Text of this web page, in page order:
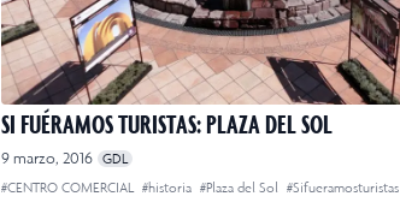
SI FUÉRAMOS TURISTAS: PLAZA DEL SOL
9 marzo, 2016 GDL
#CENTRO COMERCIAL
#historia #Plaza del Sol #Sifueramosturistas